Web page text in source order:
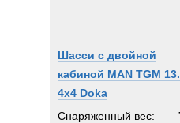
Шасси с двойной
кабиной MAN TGM
4x4 Doka
Снаряженный вес: